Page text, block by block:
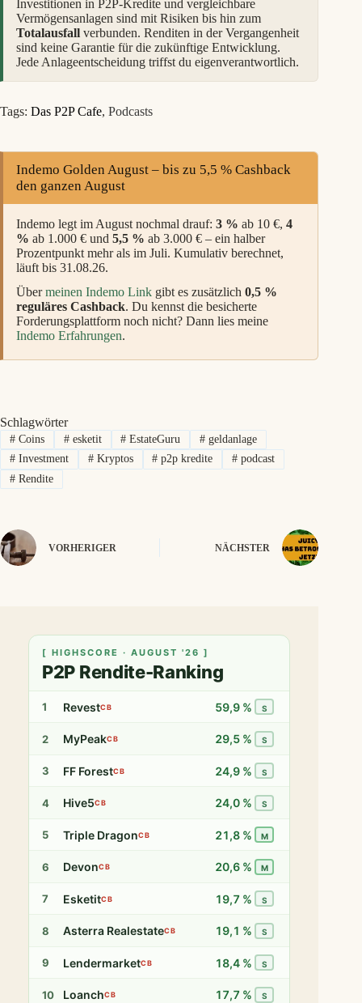
Investitionen in P2P-Kredite und vergleichbare
Vermögensanlagen sind mit Risiken bis hin zum
Totalausfall verbunden. Renditen in der Vergangenheit
sind keine Garantie für die zukünftige Entwicklung.
Jede Anlageentscheidung triffst du eigenverantwortlich.
Tags: Das P2P Cafe, Podcasts
Indemo Golden August – bis zu 5,5 % Cashback
den ganzen August
Indemo legt im August nochmal drauf: 3 % ab 10 €, 4
% ab 1.000 € und 5,5 % ab 3.000 € – ein halber
Prozentpunkt mehr als im Juli. Kumulativ berechnet,
läuft bis 31.08.26.
Übermeinen Indemo Link gibt es zusätzlich 0,5 %
reguläres Cashback. Du kennst die besicherte
Forderungsplattform noch nicht? Dann lies meine
Indemo Erfahrungen.
Schlagwörter
#Coins #esketit # EstateGuru # geldanlage
#Investment #Kryptos # p2p kredite # podcast
#Rendite
VORHERIGER NÄCHSTER
[ HIGHSCORE · AUGUST '26 ]
P2P Rendite-Ranking
1 RevestCB 59,9 % S
2 MyPeakCB 29,5 % S
3 FF ForestCB 24,9 % S
4 Hive5CB 24,0 % S
5 Triple DragonCB 21,8 % M
6 DevonCB 20,6 % M
7 EsketitCB 19,7 % S
8 Asterra RealestateCB 19,1 % S
9 LendermarketCB 18,4 % S
10 LoanchCB 17,7 % S